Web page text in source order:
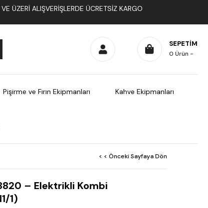
ÜZERI ALIŞVERIŞLERDE ÜCRETSIZ KARGO
SEPETIM
0 Ürün
Pişirme ve Fırın Ekipmanları Kahve Ekipmanları
< < Önceki Sayfaya Dön
– Elektrikli Kombi
1)